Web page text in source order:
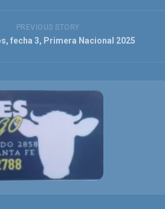
PREVIOUS STORY
fecha 3, Primera Nacional 2025